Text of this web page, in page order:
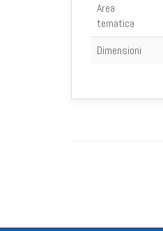
Area
tematica
Dimensioni